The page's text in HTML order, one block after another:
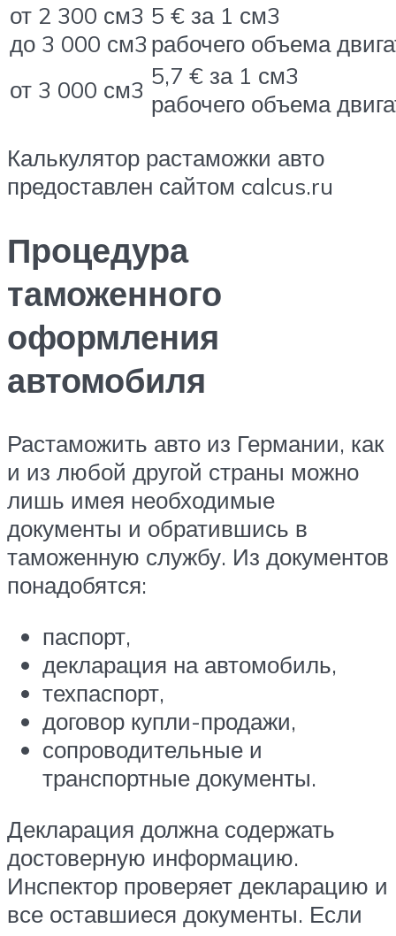
от 2 300 см3
до 3 000 см3
5 € за 1 см3
рабочего объема
от 3 000 см3 5,7 € за 1 см3
рабочего объема
Калькулятор растаможки авто
предоставлен сайтом calcus.ru
Процедура
таможенного
оформления
автомобиля
Растаможить авто из Германии, как
и из любой другой страны можно
лишь имея необходимые
документы и обратившись в
таможенную службу. Из документов
понадобятся:
паспорт,
декларация на автомобиль,
техпаспорт,
договор купли-продажи,
сопроводительные и
транспортные документы.
Декларация должна содержать
достоверную информацию.
Инспектор проверяет декларацию и
все оставшиеся документы. Если